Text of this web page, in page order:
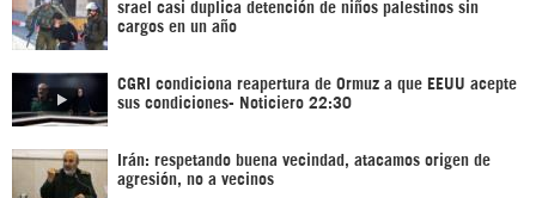
srael casi duplica detención de niños palestinos sin
cargos en un año
CGRI condiciona reapertura de Ormuz a que EEUU acepte
sus condiciones- Noticiero 22:30
Irán: respetando buena vecindad, atacamos origen de
agresión, no a vecinos